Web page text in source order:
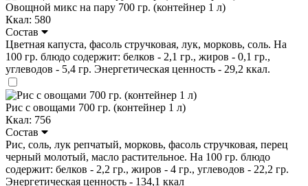
Овощной микс на пару 700 гр. (контейнер 1 л)
Ккал: 580
Состав
Цветная капуста, фасоль стручковая, лук, морковь, соль. На
100 гр. блюдо содержит: белков - 2,1 гр., жиров - 0,1 гр.,
углеводов - 5,4 гр. Энергетическая ценность - 29,2 ккал.
Рис с овощами 700 гр. (контейнер 1 л)
Ккал: 756
Состав
Рис, соль, лук репчатый, морковь, фасоль стручковая, перец
черный молотый, масло растительное. На 100 гр. блюдо
содержит: белков - 2,2 гр., жиров - 4 гр., углеводов - 22,2 гр.
Энергетическая ценность - 134,1 ккал